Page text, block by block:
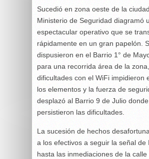
Sucedió en zona oeste de la
Ministerio de Seguridad diagramó
espectacular operativo que se
rápidamente en un gran papelón.
dispusieron en el Barrio 1° de
para una recorrida área de la
dificultades con el WiFi impidieron
los elementos y la fuerza de
desplazó al Barrio 9 de Julio donde
persistieron las dificultades.
La sucesión de hechos
a los efectivos a seguir la señal de
hasta las inmediaciones de la